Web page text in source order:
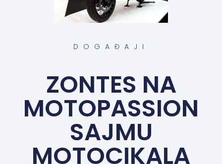
DOGAĐAJI
ZONTES NA
MOTOPASSION
SAJMU
MOTOCIKALA